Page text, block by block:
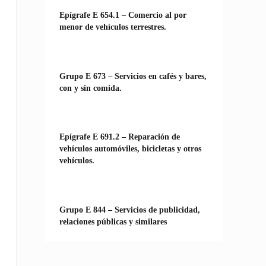
Epígrafe E 654.1 – Comercio al por
menor de vehículos terrestres.
Grupo E 673 – Servicios en cafés y bares,
con y sin comida.
Epígrafe E 691.2 – Reparación de
vehículos automóviles, bicicletas y otros
vehículos.
Grupo E 844 – Servicios de publicidad,
relaciones públicas y similares